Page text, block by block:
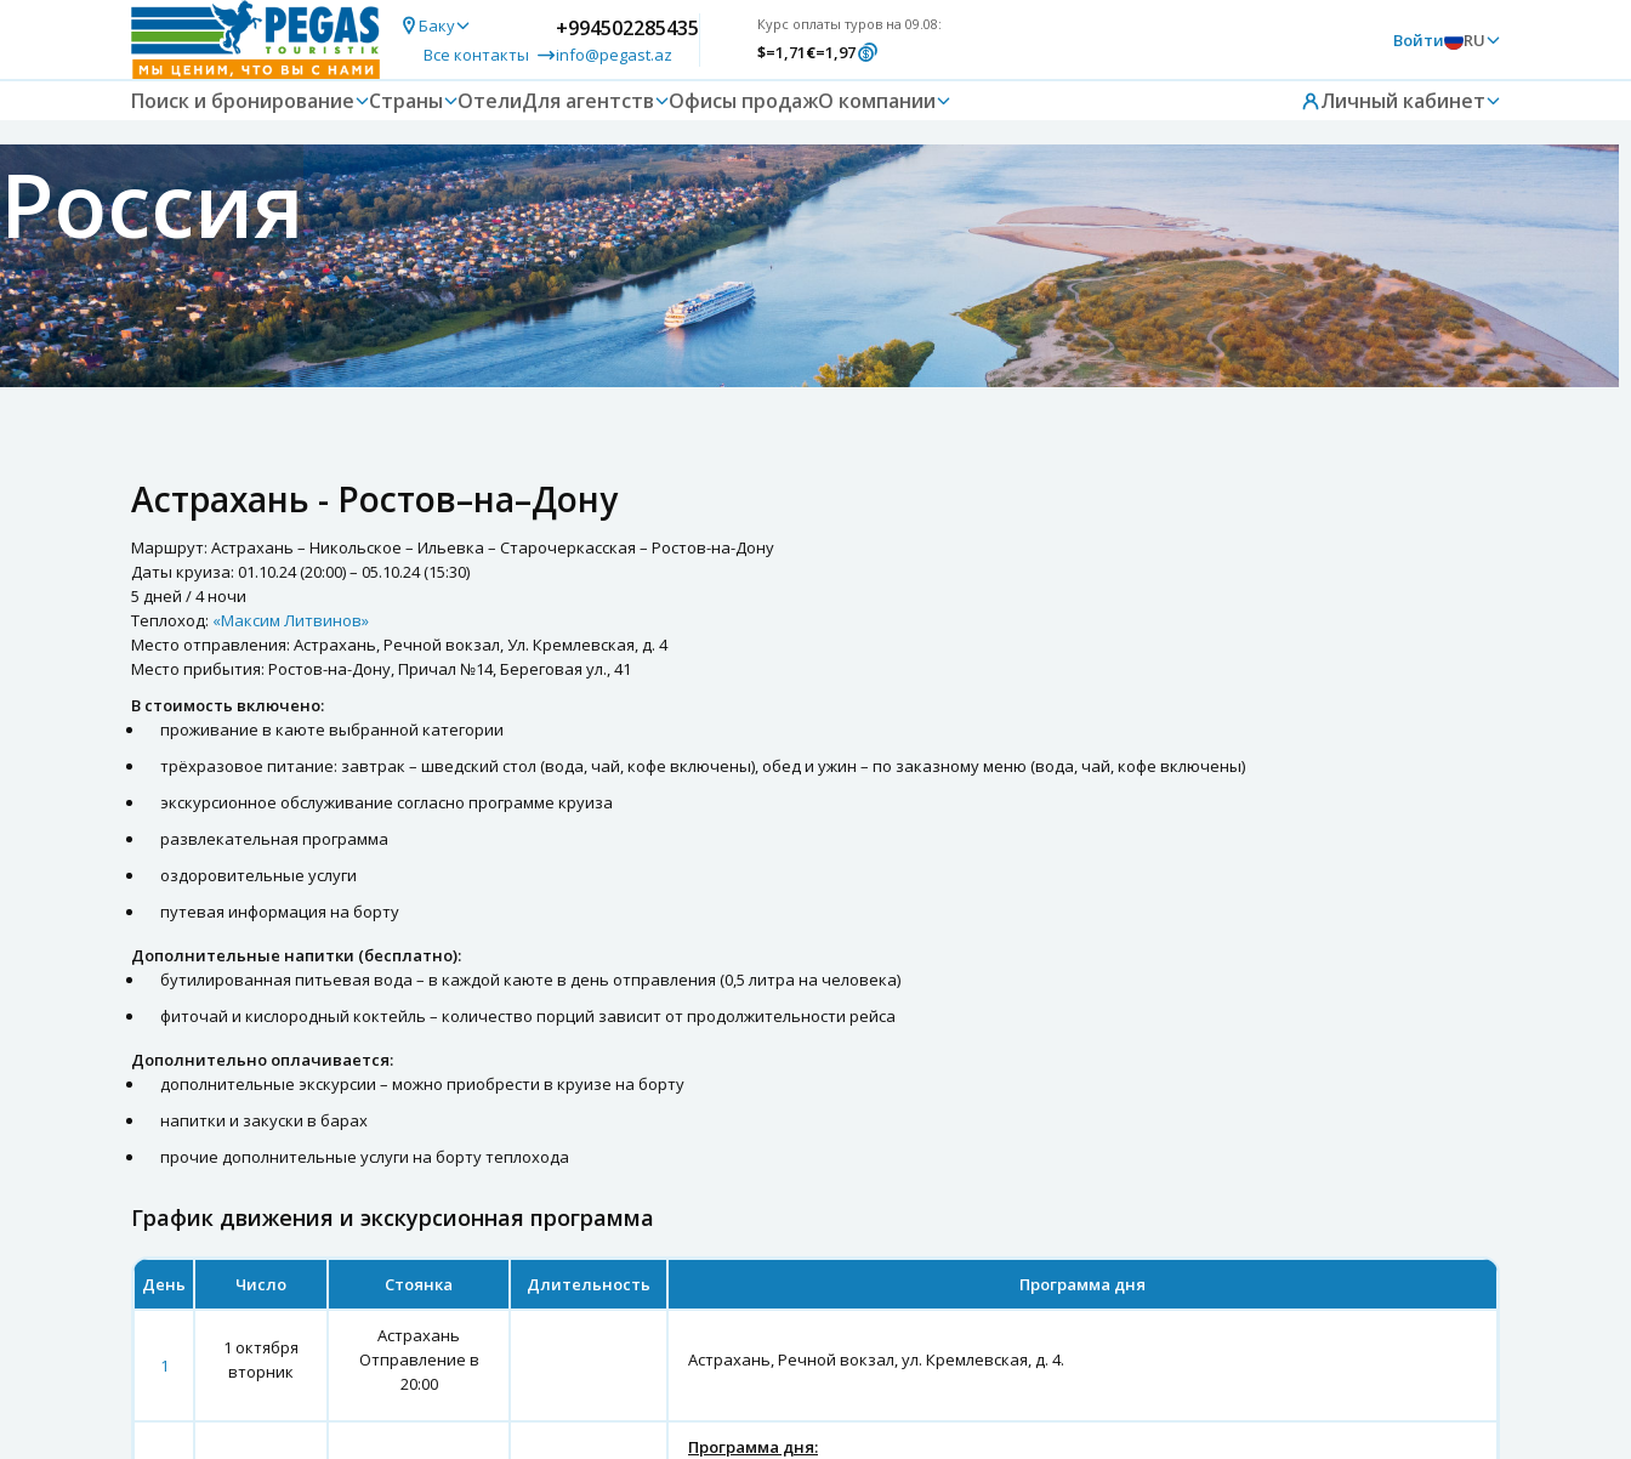
Баку
Все контакты
+994502285435
info@pegast.az
Курс оплаты туров на 09.08:
$=1,71€=1,97
Войти RU
Поиск и бронирование Страны ОтелиДля агентств Офисы продажО компании Личный кабинет
Россия
Астрахань - Ростов–на–Дону
Маршрут: Астрахань – Никольское – Ильевка – Старочеркасская – Ростов-на-Дону
Даты круиза: 01.10.24 (20:00) – 05.10.24 (15:30)
5 дней / 4 ночи
Теплоход: «Максим Литвинов»
Место отправления: Астрахань, Речной вокзал, Ул. Кремлевская, д. 4
Место прибытия: Ростов-на-Дону, Причал №14, Береговая ул., 41
В стоимость включено:
проживание в каюте выбранной категории
трёхразовое питание: завтрак – шведский стол (вода, чай, кофе включены), обед и ужин – по заказному меню (вода, чай, кофе включены)
экскурсионное обслуживание согласно программе круиза
развлекательная программа
оздоровительные услуги
путевая информация на борту
Дополнительные напитки (бесплатно):
бутилированная питьевая вода – в каждой каюте в день отправления (0,5 литра на человека)
фиточай и кислородный коктейль – количество порций зависит от продолжительности рейса
Дополнительно оплачивается:
дополнительные экскурсии – можно приобрести в круизе на борту
напитки и закуски в барах
прочие дополнительные услуги на борту теплохода
График движения и экскурсионная программа
День Число Стоянка Длительность Программа дня
1
1 октября
вторник
Астрахань
Отправление в
20:00
Астрахань, Речной вокзал, ул. Кремлевская, д. 4.
Программа дня: